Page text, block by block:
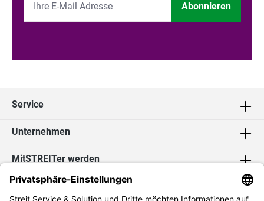
Abonnieren
Service
Unternehmen
MitSTREITer werden
Kontakt